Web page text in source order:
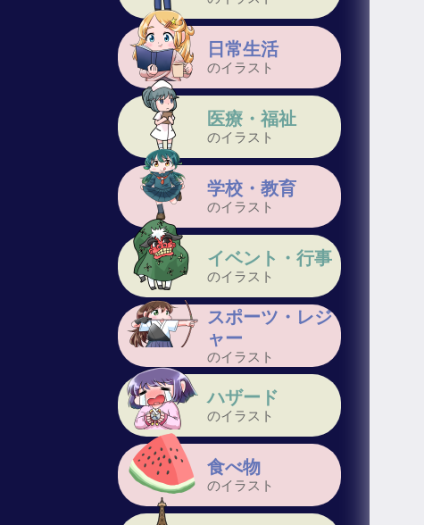
日常生活
のイラスト
医療・福祉
のイラスト
学校・教育
のイラスト
イベント・行事
のイラスト
スポーツ・レジ
ャー
のイラスト
ハザード
のイラスト
食べ物
のイラスト